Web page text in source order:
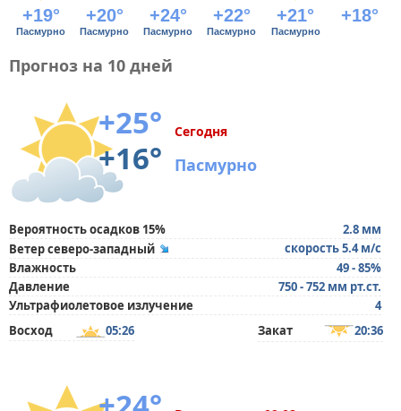
+19° +20° +24° +22° +21° +18°
Пасмурно Пасмурно Пасмурно Пасмурно Пасмурно
Прогноз на 10 дней
+25°
+16°
Сегодня
Пасмурно
Вероятность осадков 15%
2.8 мм
Ветер северо-западный
скорость 5.4 м/с
Влажность
49 - 85%
Давление
750 - 752 мм рт.ст.
Ультрафиолетовое излучение
4
Восход
05:26 Закат 20:36